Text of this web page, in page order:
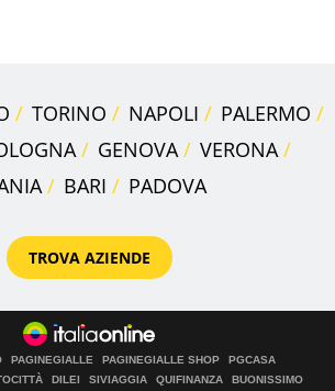
TORINO NAPOLI
PALERMO
GENOVA
VERONA
BARI PADOVA
TROVA AZIENDE
PAGINEGIALLE PAGINEGIALLE SHOP
PGCASA
DILEI SIVIAGGIA QUIFINANZA
BUONISSIMO